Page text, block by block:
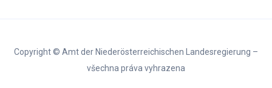
Copyright © Amt der Niederösterreichischen Landesregierung –
všechna práva vyhrazena